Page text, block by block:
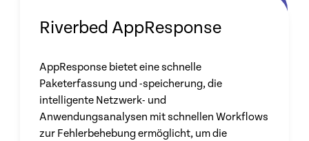
Riverbed AppResponse
AppResponse bietet eine schnelle
Paketerfassung und -speicherung, die
intelligente Netzwerk- und
Anwendungsanalysen mit schnellen Workflows
zur Fehlerbehebung ermöglicht, um die